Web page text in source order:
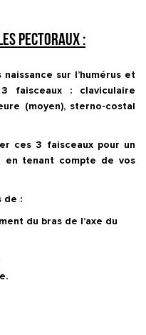
pectoraux :
sur l’humérus et
faisceaux : claviculaire
(moyen), sterno-costal
ces 3 faisceaux pour un
en tenant compte de vos
de :
du bras de l’axe du